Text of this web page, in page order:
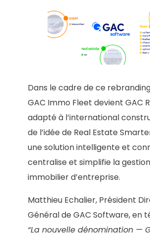
Dans le cadre de ce
GAC Immo Fleet devient GAC
adapté à l’international
de l’idée de Real Estate
une solution intelligente et
centralise et simplifie la
immobilier d’entreprise.
Matthieu Echalier, Président
Général de GAC Software, en
“La nouvelle dénomination —